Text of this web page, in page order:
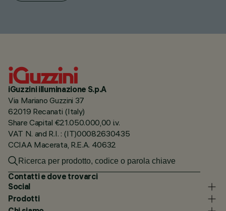
iGuzzini illuminazione S.p.A
Via Mariano Guzzini 37
62019 Recanati (Italy)
Share Capital €21.050.000,00 i.v.
VAT N. and R.I. : (IT)00082630435
CCIAA Macerata, R.E.A. 40632
Contatti e dove trovarci
Social
Prodotti